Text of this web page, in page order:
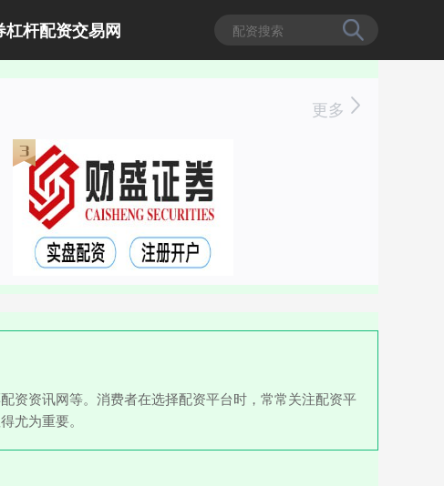
杠杆配资交易网
更多
资资讯网等。消费者在选择配资平台时，常常关注配资平
尤为重要。